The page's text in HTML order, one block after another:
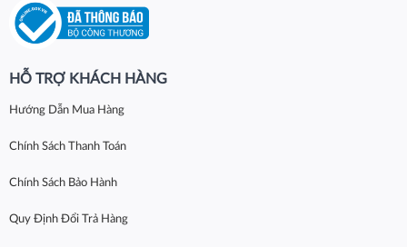
HỖ TRỢ KHÁCH HÀNG
Hướng Dẫn Mua Hàng
Chính Sách Thanh Toán
Chính Sách Bảo Hành
Quy Định Đổi Trả Hàng